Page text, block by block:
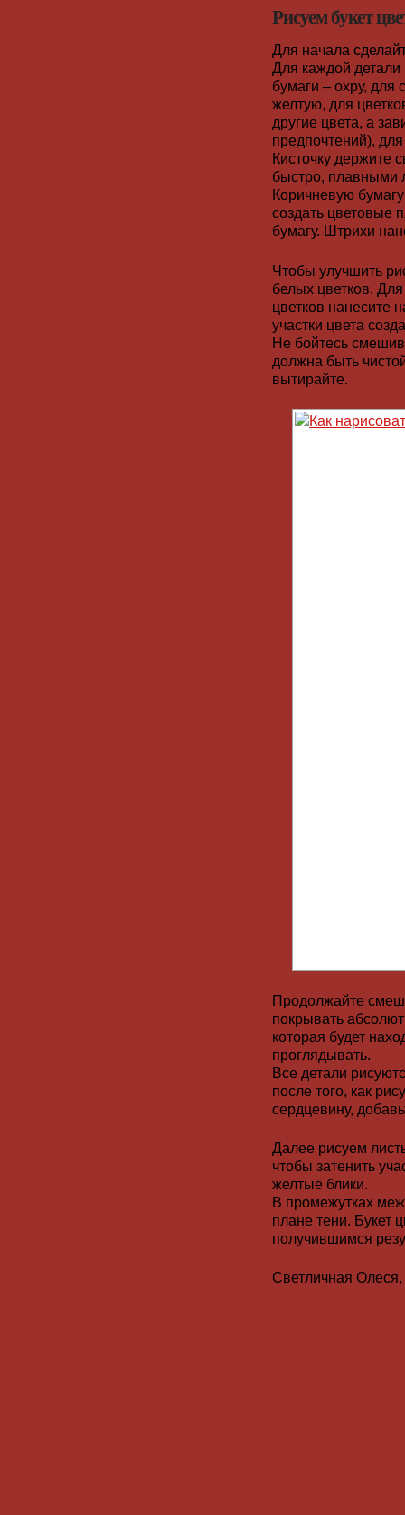
Рисуем букет
Для начала
Для каждой детали
бумаги – охру, для
желтую, для
другие цвета, а
предпочтений),
Кисточку держите
быстро, плавными
Коричневую
создать цветовые
бумагу. Штрихи
Чтобы улучшить
белых цветков.
цветков нанесите
участки цвета
Не бойтесь
должна быть
вытирайте.
Продолжайте
покрывать
которая будет
проглядывать.
Все детали
после того, как
сердцевину,
Далее рисуем
чтобы затенить
желтые блики.
В промежутках
плане тени. Букет
получившимся
Светличная